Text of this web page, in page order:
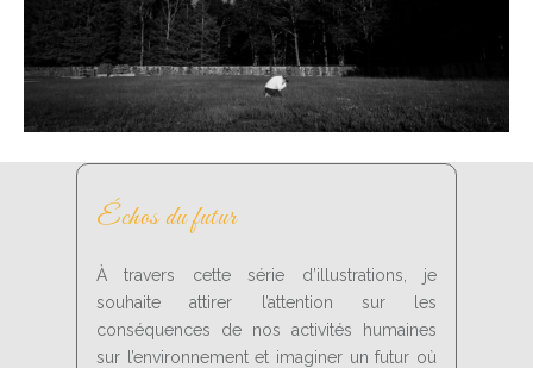
Échos du futur
À travers cette série d’illustrations, je
souhaite attirer l’attention sur les
conséquences de nos activités humaines
sur l’environnement et imaginer un futur où